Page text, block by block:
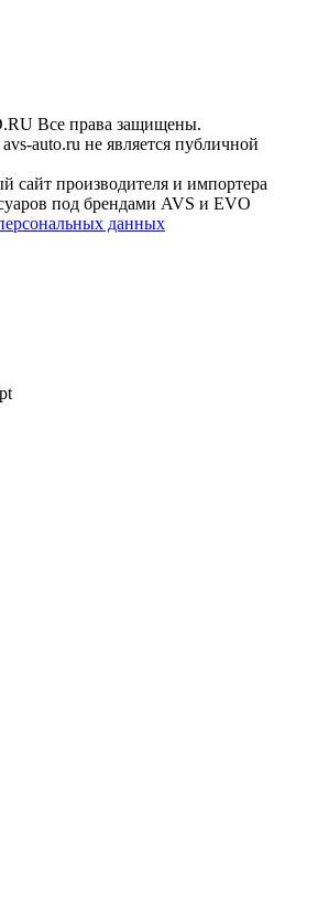
Все права защищены.
auto.ru не является публичной
производителя и импортера
под брендами AVS и EVO
данных